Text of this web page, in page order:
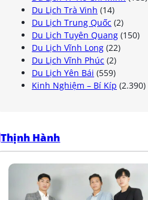
Du Lịch Trà Vinh (14)
Du Lịch Trung Quốc (2)
Du Lịch Tuyên Quang (150)
Du Lịch Vĩnh Long (22)
Du Lịch Vĩnh Phúc (2)
Du Lịch Yên Bái (559)
Kinh Nghiệm – Bí Kíp (2.390)
Thịnh Hành